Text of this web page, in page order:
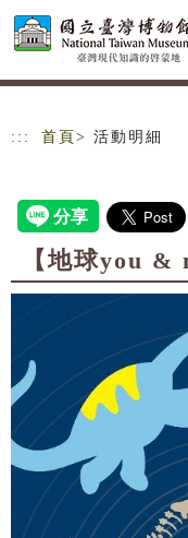
跳到主要內容
網站導覽
::: 首頁 > 活動明細
【地球you &